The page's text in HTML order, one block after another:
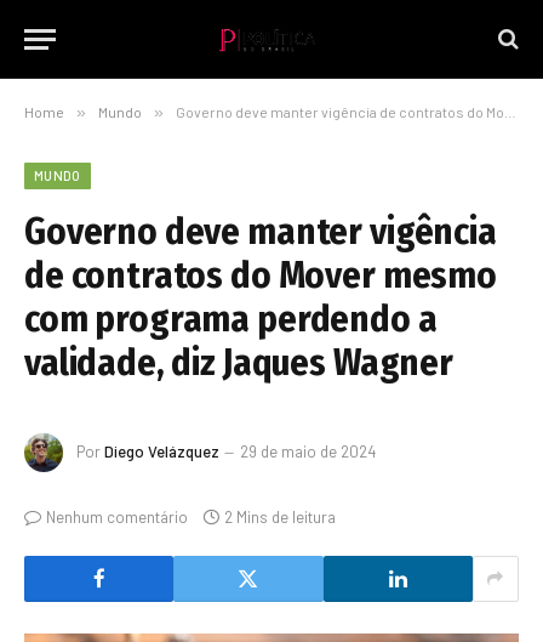
Home » Mundo » Governo deve manter vigência de contratos do Mover mesmo com programa perdendo a validade, diz Jaques Wagner
MUNDO
Governo deve manter vigência
de contratos do Mover mesmo
com programa perdendo a
validade, diz Jaques Wagner
PorDiego Velázquez 29 de maio de 2024
Nenhum comentário 2 Mins de leitura